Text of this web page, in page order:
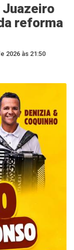
Juazeiro
reforma
2026 às 21:50